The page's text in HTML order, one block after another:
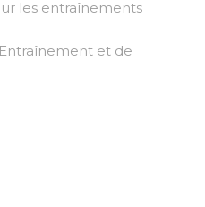
les entraînements
et de